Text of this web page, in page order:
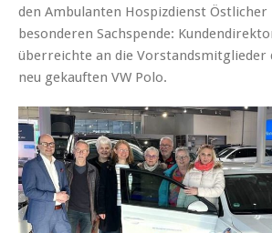
den Ambulanten Hospizdienst
besonderen Sachspende:
überreichte an die Vorstandsmitglieder
neu gekauften VW Polo.